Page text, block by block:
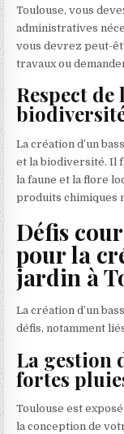
Toulouse, vous
administratives
vous devrez peut-
travaux ou
Respect de
La création d’un
et la biodiversité. Il
la faune et la flore
produits chimiques
Défis
pour la
jardin à
La création d’un
défis, notamment
La gestion
fortes
Toulouse est
la conception de